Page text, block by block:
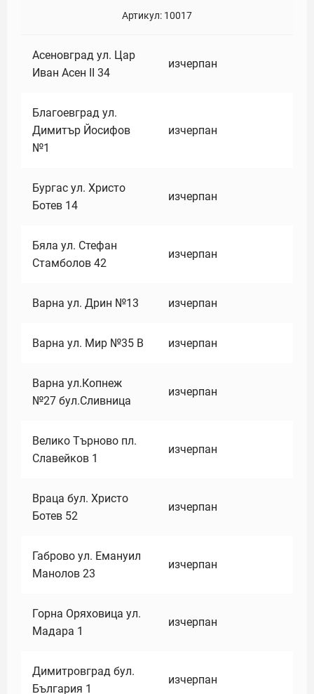
Артикул: 10017
Асеновград ул. Цар
Иван Асен II 34
изчерпан
Благоевград ул.
Димитър Йосифов
№1
изчерпан
Бургас ул. Христо
Ботев 14
изчерпан
Бяла ул. Стефан
Стамболов 42
изчерпан
Варна ул. Дрин №13 изчерпан
Варна ул. Мир №35 В изчерпан
Варна ул.Копнеж
№27 бул.Сливница
изчерпан
Велико Търново пл.
Славейков 1
изчерпан
Враца бул. Христо
Ботев 52
изчерпан
Габрово ул. Емануил
Манолов 23
изчерпан
Горна Оряховица ул.
Мадара 1
изчерпан
Димитровград бул.
България 1
изчерпан